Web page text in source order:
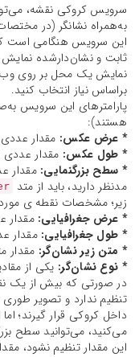
سرویس کروکی نقشه،
به‌همراه نشانگر (در
این سرویس هنگامی است
ثابت و نشان‌دارشده نمایش
نمایش یک محل بر روی
براساس نیاز انتخاب کنید.
پارامترهای این سرویس
هستند):
* عرض عکس: مقدار
* طول عکس: مقدار
* سطح بزرگنمایی: مقدار
مدنظر دارید، باید از متد
زیر؛ مشخصات نقطه ی مورد
* عرض جغرافیایی: مقدار
* طول جغرافیایی: مقدار
* متن زیر نشان‌گر: مقدار
* نوع نشان‌گر: یکی از
در صورتی که بیش از یک
تنظیم ندارد و تصویر
داخل کروکی قرار گیرند؛
می‌کنید، می‌توانید سطح
این مقدار تنظیم نشود، مقدار ۱۲ به‌عنوان پیش‌فرض در نظرگرفته